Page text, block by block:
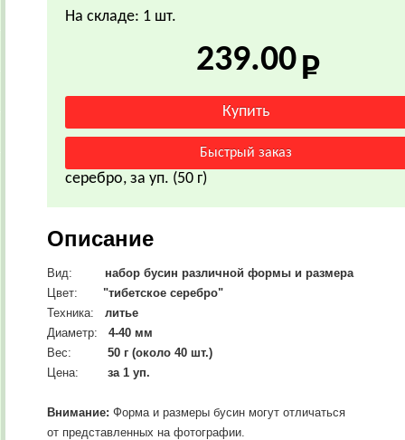
На складе: 1 шт.
239.00
серебро, за уп. (50 г)
Описание
Вид:
набор бусин различной формы и размера
Цвет:
"тибетское серебро"
Техника: литье
Диаметр: 4-40 мм
Вес: 50 г (около 40 шт.)
Цена:
за 1 уп.
Внимание: Форма и размеры бусин могут отличаться
от представленных на фотографии.